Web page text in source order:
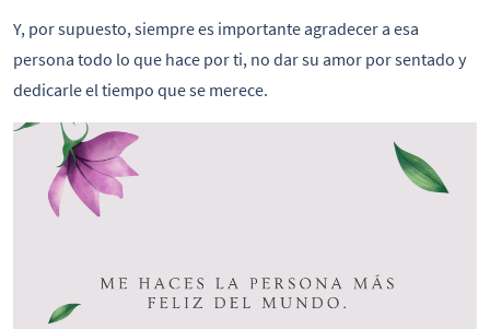
Y, por supuesto, siempre es importante agradecer a esa
persona todo lo que hace por ti, no dar su amor por sentado y
dedicarle el tiempo que se merece.